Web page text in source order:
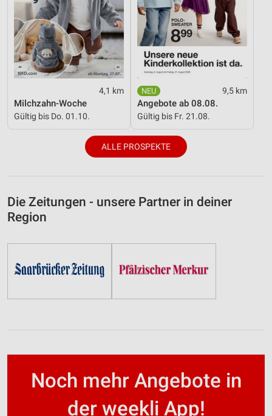
4,1 km
Milchzahn-Woche
Gültig bis Do. 01.10.
9,5 km
Angebote ab 08.08.
Gültig bis Fr. 21.08.
ALLE PROSPEKTE
Die Zeitungen - unsere Partner in deiner
Region
Noch mehr Angebote in
der weekli App!